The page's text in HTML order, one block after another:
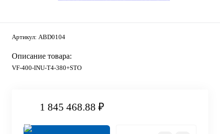
Артикул: ABD0104
Описание товара:
VF-400-INU-T4-380+STO
1 845 468.88 ₽